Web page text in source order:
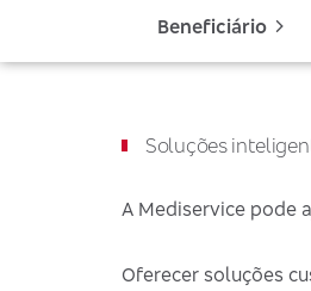
Beneficiário
Soluções
A Mediservice pode
Oferecer soluções